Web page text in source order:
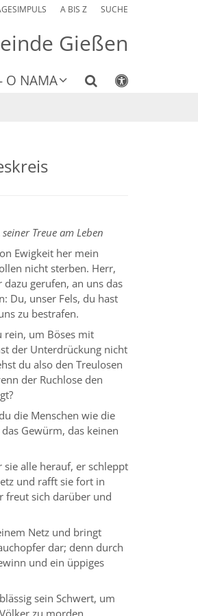
A BIS Z SUCHE
Gießen
O NAMA
Treue am Leben
Ewigkeit her mein
nicht sterben. Herr,
gerufen, an uns das
Du, unser Fels, du hast
zu bestrafen.
rein, um Böses mit
der Unterdrückung nicht
du also den Treulosen
der Ruchlose den
die Menschen wie die
Gewürm, das keinen
sie alle herauf, er schleppt
und rafft sie fort in
freut sich darüber und
Netz und bringt
dar; denn durch
und ein üppiges
sein Schwert, um